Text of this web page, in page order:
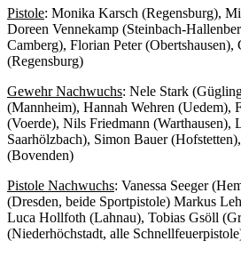
Pistole: Monika Karsch (Regensburg),
Doreen Vennekamp (Steinbach-
Camberg), Florian Peter (Obertshausen),
(Regensburg)
Gewehr Nachwuchs: Nele Stark
(Mannheim), Hannah Wehren (Uedem),
(Voerde), Nils Friedmann (Warthausen),
Saarhölzbach), Simon Bauer
(Bovenden)
Pistole Nachwuchs: Vanessa Seeger
(Dresden, beide Sportpistole) Markus
Luca Hollfoth (Lahnau), Tobias Gsöll
(Niederhöchstadt, alle